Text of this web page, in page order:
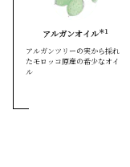
アルガンオイル＊1
アルガンツリーの実から採れ
たモロッコ原産の希少なオイ
ル